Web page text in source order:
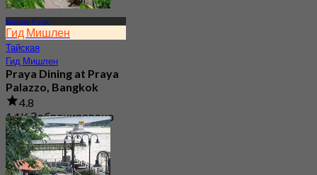
Каосан Роуд
Гид Мишлен
Тайская
Гид Мишлен
Praya Dining at Praya
Palazzo, Bangkok
4.8
1.1K Забронировано
От฿ 440